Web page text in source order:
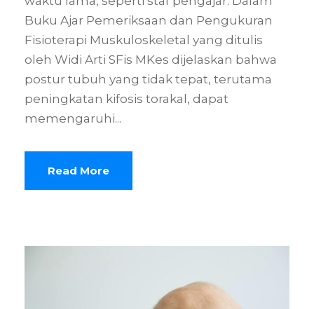
Buku Ajar Pemeriksaan dan Pengukuran
Fisioterapi Muskuloskeletal yang ditulis
oleh Widi Arti SFis MKes dijelaskan bahwa
postur tubuh yang tidak tepat, terutama
peningkatan kifosis torakal, dapat
memengaruhi...
Read More